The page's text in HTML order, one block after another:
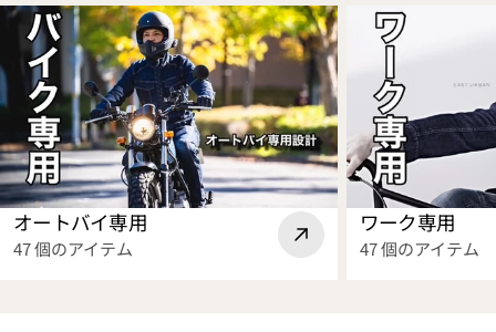
ク
ト
走
行
風
取
り
込
み
125%
デ
ー
ト！
ロ
ー
ブ】
ラ
イ
ダ
ー
を
「暑
さ」
オートバイ専用
47 個のアイテム
ワーク専用
47 個のアイテム